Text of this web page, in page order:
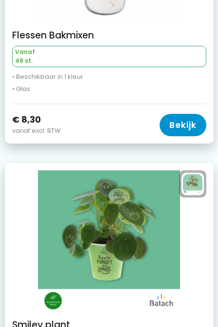
Flessen Bakmixen
Vanaf
48 st.
• Beschikbaar in 1 kleur
• Glas
€ 8,30
vanaf excl. BTW Bekijk